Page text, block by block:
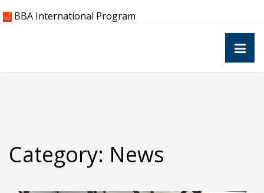
to BBA International Program
Category: News